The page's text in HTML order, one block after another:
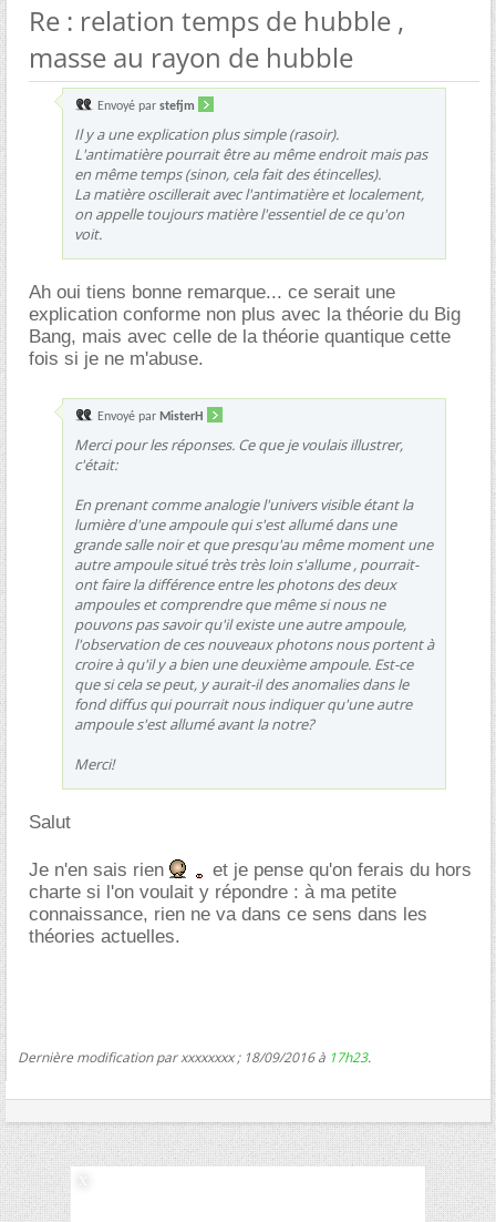
Re : relation temps de hubble ,
masse au rayon de hubble
Envoyé par stefjm
Il y a une explication plus simple (rasoir).
L'antimatière pourrait être au même endroit mais pas
en même temps (sinon, cela fait des étincelles).
La matière oscillerait avec l'antimatière et localement,
on appelle toujours matière l'essentiel de ce qu'on
voit.
Ah oui tiens bonne remarque... ce serait une
explication conforme non plus avec la théorie du Big
Bang, mais avec celle de la théorie quantique cette
fois si je ne m'abuse.
Envoyé par MisterH
Merci pour les réponses. Ce que je voulais illustrer,
c'était:
En prenant comme analogie l'univers visible étant la
lumière d'une ampoule qui s'est allumé dans une
grande salle noir et que presqu'au même moment une
autre ampoule situé très très loin s'allume , pourrait-
ont faire la différence entre les photons des deux
ampoules et comprendre que même si nous ne
pouvons pas savoir qu'il existe une autre ampoule,
l'observation de ces nouveaux photons nous portent à
croire à qu'il y a bien une deuxième ampoule. Est-ce
que si cela se peut, y aurait-il des anomalies dans le
fond diffus qui pourrait nous indiquer qu'une autre
ampoule s'est allumé avant la notre?
Merci!
Salut
Je n'en sais rien
et je pense qu'on ferais du hors
charte si l'on voulait y répondre : à ma petite
connaissance, rien ne va dans ce sens dans les
théories actuelles.
Dernière modification par xxxxxxxx ; 18/09/2016 à 17h23.